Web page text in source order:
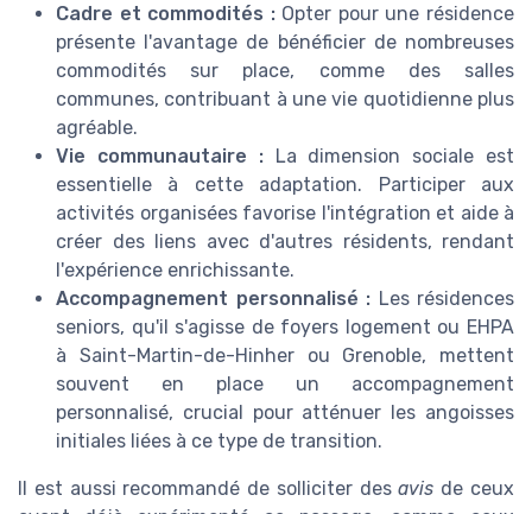
Cadre et commodités : Opter pour une résidence
présente l'avantage de bénéficier de nombreuses
commodités sur place, comme des salles
communes, contribuant à une vie quotidienne plus
agréable.
Vie communautaire : La dimension sociale est
essentielle à cette adaptation. Participer aux
activités organisées favorise l'intégration et aide à
créer des liens avec d'autres résidents, rendant
l'expérience enrichissante.
Accompagnement personnalisé : Les résidences
seniors, qu'il s'agisse de foyers logement ou EHPA
à Saint-Martin-de-Hinher ou Grenoble, mettent
souvent en place un accompagnement
personnalisé, crucial pour atténuer les angoisses
initiales liées à ce type de transition.
Il est aussi recommandé de solliciter desavis de ceux